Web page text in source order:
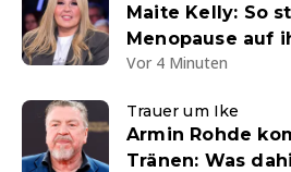
Maite Kelly: So
Menopause auf
Vor 4 Minuten
Trauer um Ike
Armin Rohde
Tränen: Was